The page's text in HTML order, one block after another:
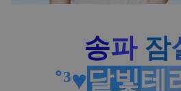
송파 잠
˚³♥달빛테